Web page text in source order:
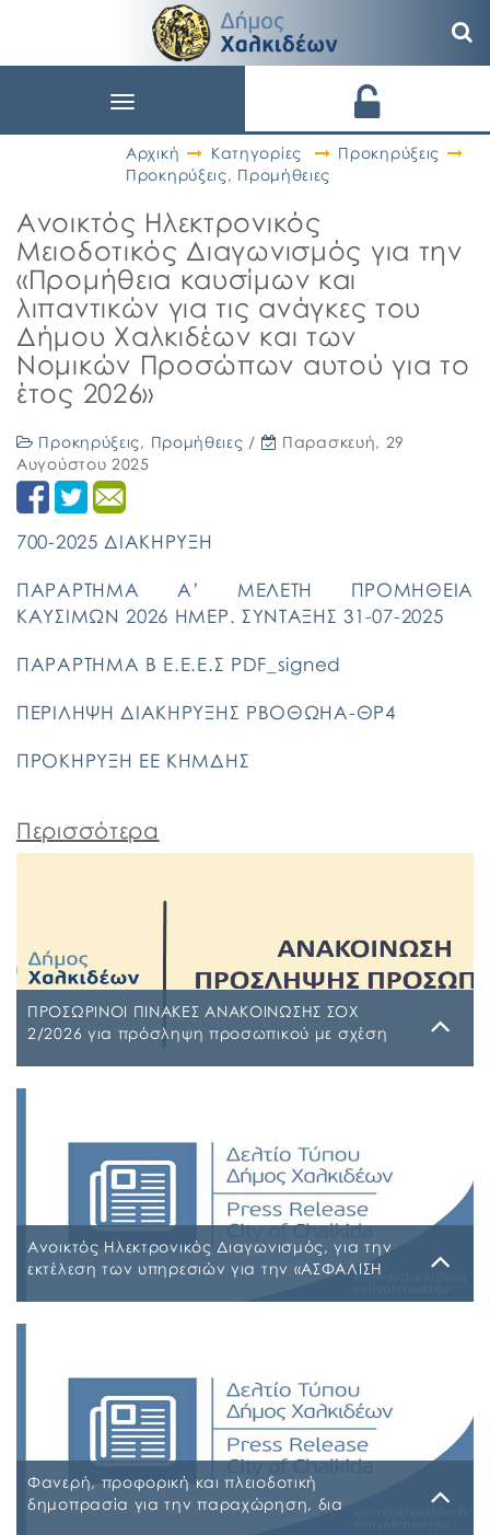
Toggle
Αρχική
Κατηγορίες
Προκηρύξεις
Προκηρύξεις, Προμήθειες
Ανοικτός Ηλεκτρονικός
Μειοδοτικός Διαγωνισμός για την
«Προμήθεια καυσίμων και
λιπαντικών για τις ανάγκες του
Δήμου Χαλκιδέων και των
Νομικών Προσώπων αυτού για το
έτος 2026»
Προκηρύξεις, Προμήθειες /
Παρασκευή, 29
Αυγούστου 2025
700-2025 ΔΙΑΚΗΡΥΞΗ
ΠΑΡΑΡΤΗΜΑ Α’ ΜΕΛΕΤΗ ΠΡΟΜΗΘΕΙΑ
ΚΑΥΣΙΜΩΝ 2026 ΗΜΕΡ. ΣΥΝΤΑΞΗΣ 31-07-2025
ΠΑΡΑΡΤΗΜΑ Β Ε.Ε.Ε.Σ PDF_signed
ΠΕΡΙΛΗΨΗ ΔΙΑΚΗΡΥΞΗΣ ΡΒΟΘΩΗΑ-ΘΡ4
ΠΡΟΚΗΡΥΞΗ ΕΕ ΚΗΜΔΗΣ
Περισσότερα
ΠΡΟΣΩΡΙΝΟΙ ΠΙΝΑΚΕΣ ΑΝΑΚΟΙΝΩΣΗΣ ΣΟΧ
2/2026 για πρόσληψη προσωπικού με σχέση
ΠΙΝΑΚΑΣ ΚΑΤΑΤΑΞΗΣ ΣΥΜΜΕΤΕΧΟΝΤΩΝ 1 ΡΗΒΖΩΗΑ-
Ρ5Τ-1 ΠΡΟΣΩΡΙΝΟΣ ΠΙΝΑΚΑΣ ΜΕΡΙΚΗΣ ΑΠΑΣΧΟΛΗΣΗΣ
ΨΔΑΚΩΗΑ-ΑΟ3 ΠΡΟΣΩΡΙΝΟΣ ΠΙΝΑΚΑΣ ΠΛΗΡΟΥΣ
ΑΠΑΣΧΟΛΗΣΗΣ ΨΦΑ4ΩΗΑ-ΦΣΒ ΠΡΟΣΩΡΙΝΟΣ ΠΙΝΑΚΑΣ
ΣΥΜΜΕΤΕΧΟΝΤΩΝ 6ΖΛΚΩΗΑ-ΠΩΗ
Ανοικτός Ηλεκτρονικός Διαγωνισμός, για την
εκτέλεση των υπηρεσιών για την «ΑΣΦΑΛΙΣΗ
ΑΣΦΑΛΕΙΕΣ 2026-2027 09-07-2026_signed
ΠΑΡΑΡΤΗΜΑ Α’ ΜΕΛΕΤΗ ΑΣΦΑΛΕΙΕΣ ΕΠΕΞΕΡΓΑΣΙΜΗ
2026-2027 09-07-2026 ΠΑΡΑΡΤΗΜΑ Β ΕΕΕΣ PDF_signed
ΠΕΡΙΛΗΨΗ ΔΙΑΚΗΡΥΞΗΣ ΑΣΦΑΛΕΙΕΣ_signed
Φανερή, προφορική και πλειοδοτική
δημοπρασία για την παραχώρηση, δια